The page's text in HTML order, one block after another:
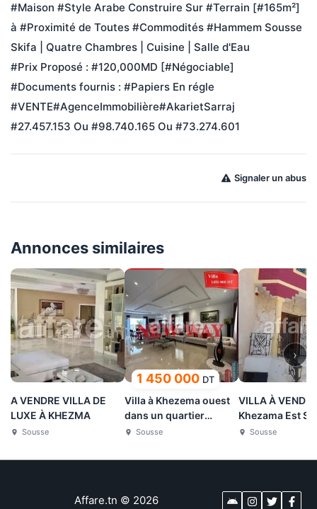
#Maison #Style Arabe Construire Sur #Terrain [#165m²]
à #Proximité de Toutes #Commodités #Hammem Sousse
Skifa | Quatre Chambres | Cuisine | Salle d'Eau
#Prix Proposé : #120,000MD [#Négociable]
#Documents fournis : #Papiers En régle
#VENTE#AgenceImmobilière#AkarietSarraj
#27.457.153 Ou #98.740.165 Ou #73.274.601
Signaler un abus
Annonces similaires
A VENDRE VILLA DE
LUXE À KHEZMA
Sousse
1 450 000 DT
Villa à Khezema ouest
dans un quartier
résidentiel
Sousse
VILLA À
Khezama Est
Sousse
›
Affare.tn © 2026